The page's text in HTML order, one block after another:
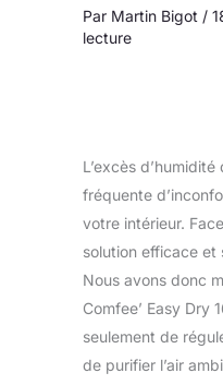
Par Martin Bigot /
lecture
L’excès
fréquente
votre intérieur.
solution efficace et
Nous avons donc
Comfee’ Easy Dry
seulement de
de purifier l’air